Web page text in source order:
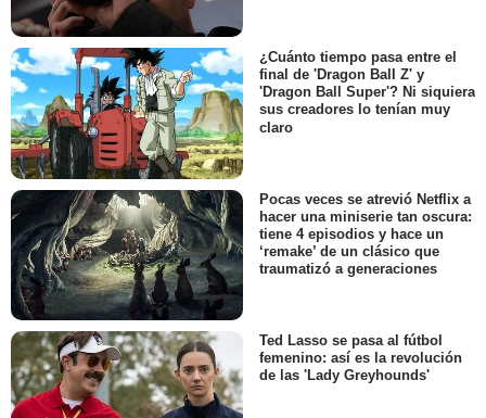
¿Cuánto tiempo pasa entre el
final de 'Dragon Ball Z' y
'Dragon Ball Super'? Ni siquiera
sus creadores lo tenían muy
claro
Pocas veces se atrevió Netflix a
hacer una miniserie tan oscura:
tiene 4 episodios y hace un
‘remake’ de un clásico que
traumatizó a generaciones
Ted Lasso se pasa al fútbol
femenino: así es la revolución
de las 'Lady Greyhounds'